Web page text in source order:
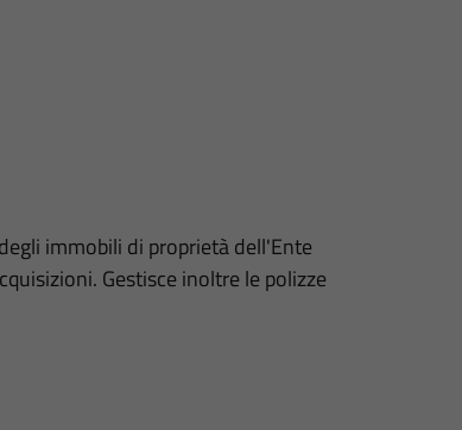
immobili di proprietà dell'Ente
Gestisce inoltre le polizze